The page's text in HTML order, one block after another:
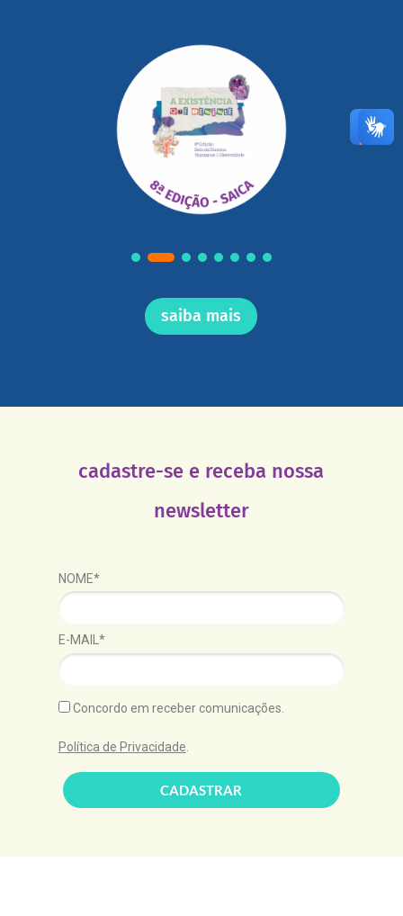
saiba mais
cadastre-se e receba nossa
newsletter
NOME*
E-MAIL*
Concordo em receber comunicações.
Política de Privacidade
CADASTRAR